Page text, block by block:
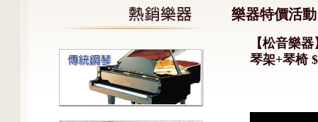
樂器特價活動
【松音樂
琴架+琴椅